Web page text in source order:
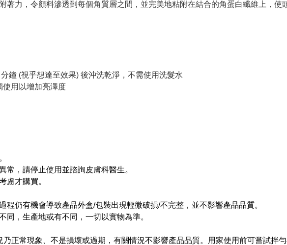
著力，令顏料滲透到每個角質層之間，並完美地粘附在結合的角蛋白纖維上，使
鐘 (視乎想達至效果) 後沖洗乾淨，不需使用洗髮水
使用以增加亮澤度
常，請停止使用並諮詢皮膚科醫生。
慮才購買。
仍有機會導致產品外盒/包裝出現輕微破損/不完整，並不影響產品品質。
同，生產地或有不同，一切以實物為準。
正常現象、不是損壞或過期，有關情況不影響產品品質。用家使用前可嘗試拌勻